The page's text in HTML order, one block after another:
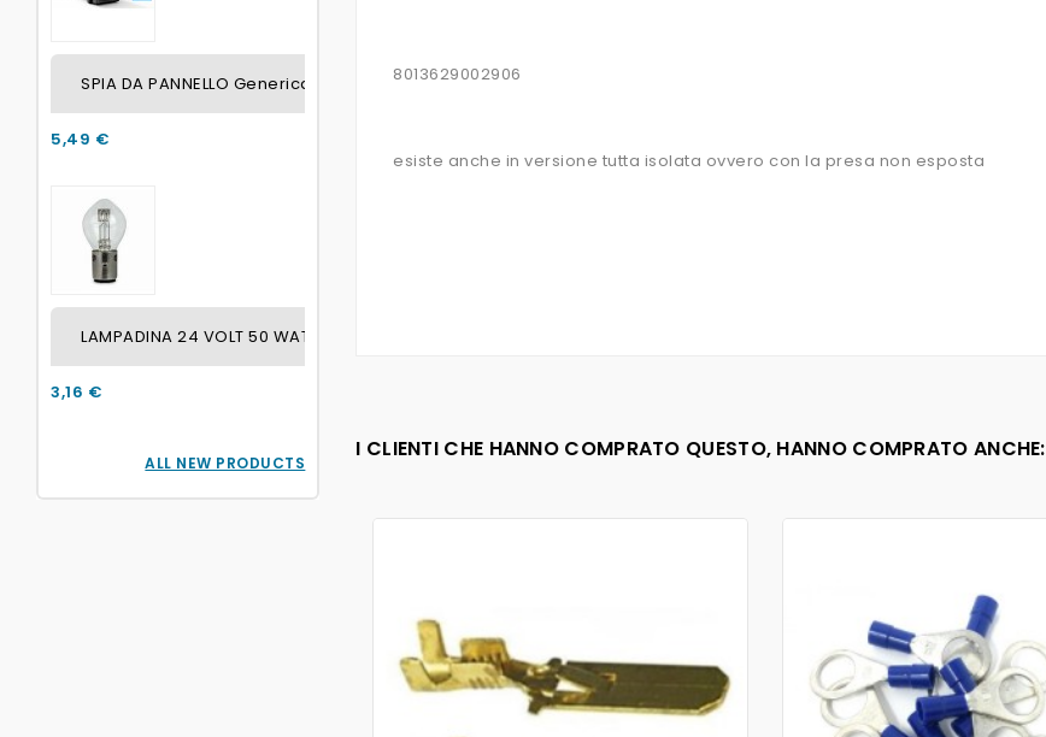
SPIA DA PANNELLO Generica BLU SENZA LAMPADINA FORO 20mm
5,49 €
LAMPADINA 24 VOLT 50 WATT / 45 WATT ATTACCO BA20D PER CAMION D'EPOCA
3,16 €
ALL NEW PRODUCTS
8013629002906
esiste anche in versione tutta isolata ovvero con la presa non esposta
I CLIENTI CHE HANNO COMPRATO QUESTO, HANNO COMPRATO ANCHE: